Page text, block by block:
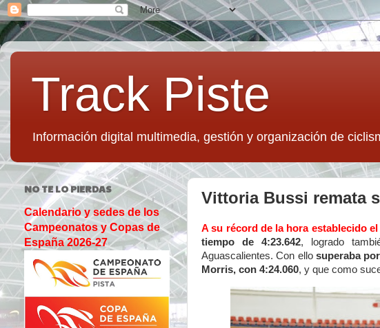
Track Piste
Información digital multimedia, gestión y organización de
Vittoria Bussi remata
A su récord de la hora establecido el
tiempo de 4:23.642, logrado
Aguascalientes. Con ello superaba
Morris, con 4:24.060, y que como
NO TE LO PIERDAS
Calendario y sedes de los
Campeonatos y Copas de
España 2026-27